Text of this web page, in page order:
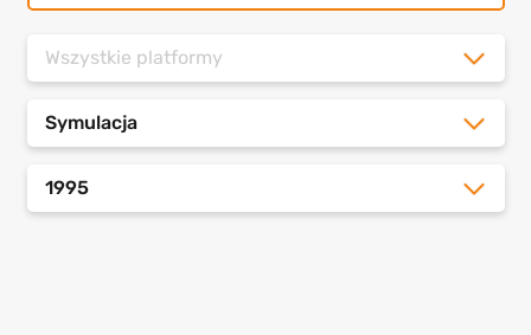
Wszystkie platformy
Symulacja
1995